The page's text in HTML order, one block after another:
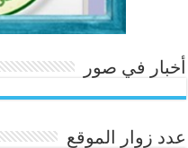
أخبار في صور
عدد زوار الموقع